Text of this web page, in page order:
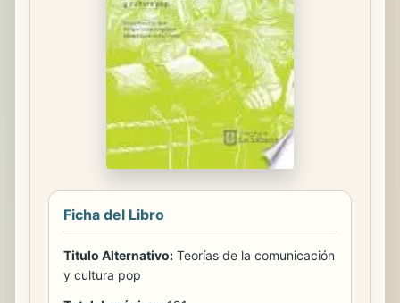
Ficha del Libro
Titulo Alternativo: Teorías de la comunicación
y cultura pop